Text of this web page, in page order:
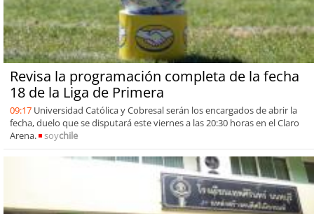
Revisa la programación completa de la fecha
18 de la Liga de Primera
09:17 Universidad Católica y Cobresal serán los encargados de abrir la
fecha, duelo que se disputará este viernes a las 20:30 horas en el Claro
Arena.
soychile